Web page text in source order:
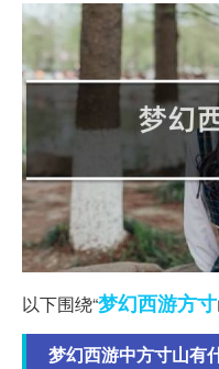
以下围绕“梦幻西游方寸
梦幻西游中方寸山有